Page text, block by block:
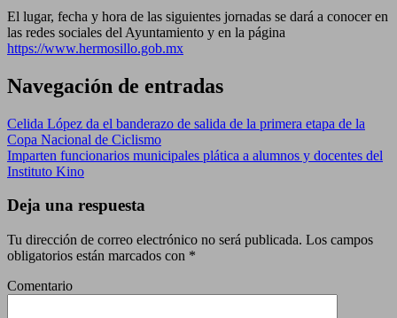
El lugar, fecha y hora de las siguientes jornadas se dará a conocer en
las redes sociales del Ayuntamiento y en la página
https://www.hermosillo.gob.mx
Navegación de entradas
Celida López da el banderazo de salida de la primera etapa de la
Copa Nacional de Ciclismo
Imparten funcionarios municipales plática a alumnos y docentes del
Instituto Kino
Deja una respuesta
Tu dirección de correo electrónico no será publicada. Los campos
obligatorios están marcados con *
Comentario